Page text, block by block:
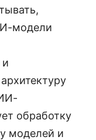
модели
и
обработку
моделей и